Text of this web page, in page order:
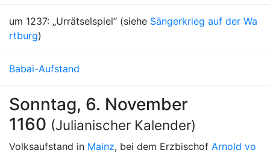
um 1237: „Urrätselspiel“ (siehe Sängerkrieg auf der Wa
rtburg)
Babai-Aufstand
Sonntag, 6. November
1160 (Julianischer Kalender)
Volksaufstand in Mainz, bei dem Erzbischof Arnold vo